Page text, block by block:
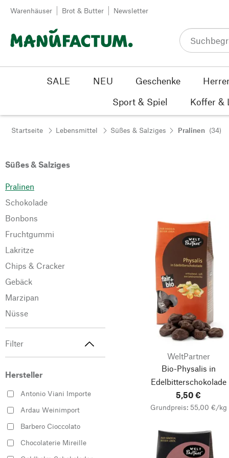
Zum Inhalt springen
Warenhäuser Brot & Butter Newsletter
SALE NEU Geschenke
Sport & Spiel
Koffer &
Startseite Lebensmittel Süßes & Salziges Pralinen (34)
Süßes & Salziges
Pralinen
Schokolade
Bonbons
Fruchtgummi
Lakritze
Chips & Cracker
Gebäck
Marzipan
Nüsse
Filter
Hersteller
Antonio Viani Importe
Ardau Weinimport
Barbero Cioccolato
Chocolaterie Mireille
WeltPartner
Bio-Physalis in
Edelbitterschokolade
5,50 €
Grundpreis: 55,00 €/kg